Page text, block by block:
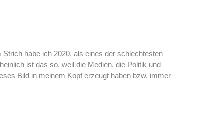
habe ich 2020, als eines der schlechtesten
ist das so, weil die Medien, die Politik und
Bild in meinem Kopf erzeugt haben bzw. immer